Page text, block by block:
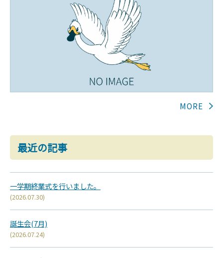
最近の記事
一学期終業式を行いました。
(2026.07.30)
誕生会(7月)
(2026.07.24)